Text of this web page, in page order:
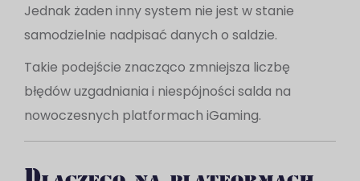
Jednak żaden inny system nie jest w stanie
samodzielnie nadpisać danych o saldzie.
Takie podejście znacząco zmniejsza liczbę
błędów uzgadniania i niespójności salda na
nowoczesnych platformach iGaming.